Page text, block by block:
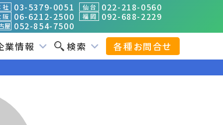
社 03-5379-0051 仙 台 022-218-0560
阪 06-6212-2500 福 岡 092-688-2229
屋 052-854-7500
業情報 検索 各種お問合せ